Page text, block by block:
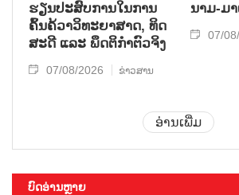
ຮຽນ​ປະ​ສົບ​ການ​ໃນ​ການ​
ຄົ້ນ​ຄ້​ວາ​ວິ​ທະ​ຍາ​ສາດ, ທິດ​
ສະ​ດີ ແລະ ພຶດ​ຕິ​ກຳຕົວ​ຈິງ
07/08/2026 ຂ່າວສານ
ນາມ-ມາ​
07/
ອ່ານເພີ່ມ
ບົດອ່ານຫຼາຍ